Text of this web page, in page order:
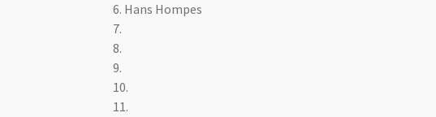
6. Hans Hompes
7.
8.
9.
10.
11.